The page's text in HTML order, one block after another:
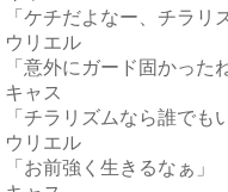
「ケチだよなー、チラ
ウリエル
「意外にガード固かった
キャス
「チラリズムなら誰でも
ウリエル
「お前強く生きるなぁ」